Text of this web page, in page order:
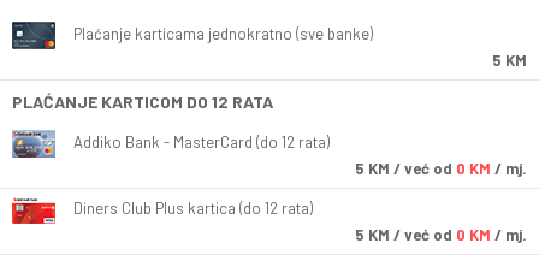
Plaćanje karticama jednokratno (sve banke)
5 KM
PLAĆANJE KARTICOM DO 12 RATA
Addiko Bank - MasterCard (do 12 rata)
5 KM / već od 0 KM / mj.
Diners Club Plus kartica (do 12 rata)
5 KM / već od 0 KM / mj.